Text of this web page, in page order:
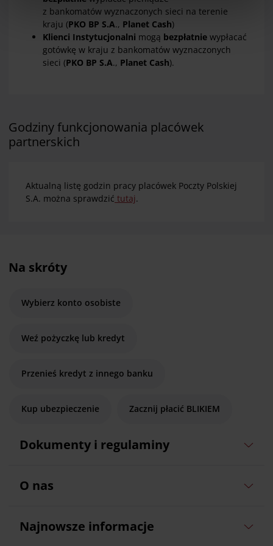
W dowolnej chwili możesz wycofać swoją zgodę w
Deklaracji dot. plików cookie. Informacje o
przetwarzaniu danych osobowych, w tym o
przysługujących w związku z tym uprawnieniach,
znajdziesz podlinkiem
z bankomatów wyznaczonych sieci na terenie
kraju (PKO BP S.A., Planet Cash)
Klienci Instytucjonalni mogą bezpłatnie wypłacać
gotówkę w kraju z bankomatów wyznaczonych
sieci (PKO BP S.A., Planet Cash).
Godziny funkcjonowania placówek
partnerskich
Aktualną listę godzin pracy placówek Poczty Polskiej
S.A. można sprawdzić tutaj.
Na skróty
Wybierz konto osobiste
Weź pożyczkę lub kredyt
Przenieś kredyt z innego banku
Kup ubezpieczenie Zacznij płacić BLIKIEM
Dokumenty i regulaminy
O nas
Najnowsze informacje